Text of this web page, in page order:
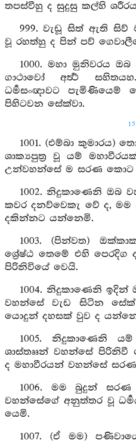
තපස්වීහු ද සුදුසු කල්හි
999. වැඩූ සිත් ඇති
වූ රහත්හු ද පින් පව්
1000. මහා මුනිවරය
ගාථාවෝ අර්‍ත්‍ථ
ධර්‍මසංඥාවට
පිහිටවන සේක්වා.
1001. (එම්බා කුමාරය)
ශාක්‍යපුත්‍ර වූ යම්
උන්වහන්සේ ම සරණ කොට
1002. නිදුකාණෙනි ඔබ
කවර දනව්වෙකැ වේ ද, මම
දකින්නට යන්නෙමි.
1003. (පින්වත)
ශ්‍රේෂ්ඨ තෙමේ එහි
පිරිනිවියේ වෙයි.
1004. නිදුකාණෙනි ඉදින්
වහන්සේ වැඩ සිටින
යොදුන් දහසක් වුව ද
1005. නිදුකාණෙනි
ශාස්තෲන් වහන්සේ පිරිනිවී
ද මහාවීරයන් වහන්සේ
1006. මම බුදුන්
වහන්සේගේ අනුත්තර වූ
යෙමි.
1007. (ඒ මම)